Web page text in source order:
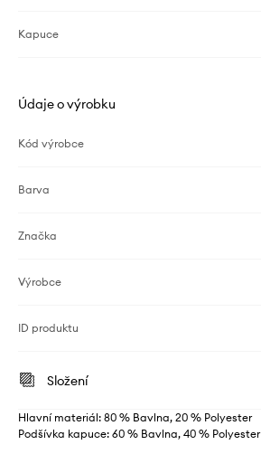
Kapuce
Údaje o výrobku
Kód výrobce
Barva
Značka
Výrobce
ID produktu
Složení
Hlavní materiál: 80 % Bavlna, 20 % Polyester
Podšívka kapuce: 60 % Bavlna, 40 % Polyester